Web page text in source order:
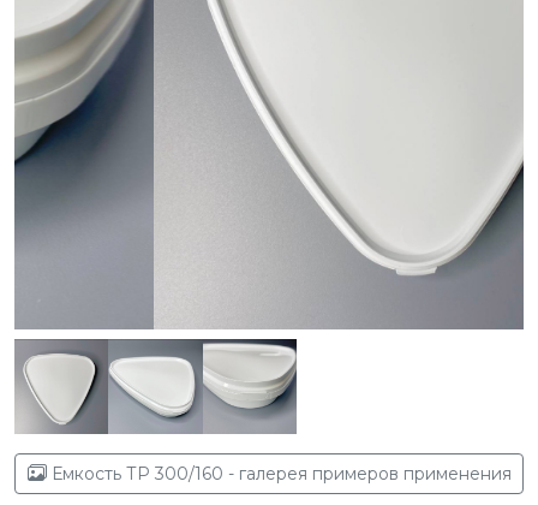
Емкость ТР 300/160 - галерея примеров применения